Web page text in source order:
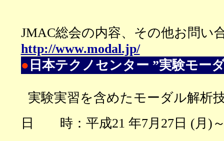
JMAC総会の内容、その他お問い
http://www.modal.jp/
● 日本テクノセンター ”実験モー
実験実習を含めたモーダル解析
日 時： 平成21 年7月27日 (月 )